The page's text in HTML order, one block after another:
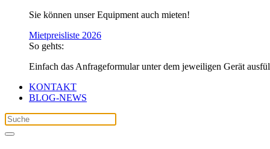
Sie können unser Equipment auch mieten!
Mietpreisliste 2026
So gehts:
Einfach das Anfrageformular unter dem jeweiligen Gerät
KONTAKT
BLOG-NEWS